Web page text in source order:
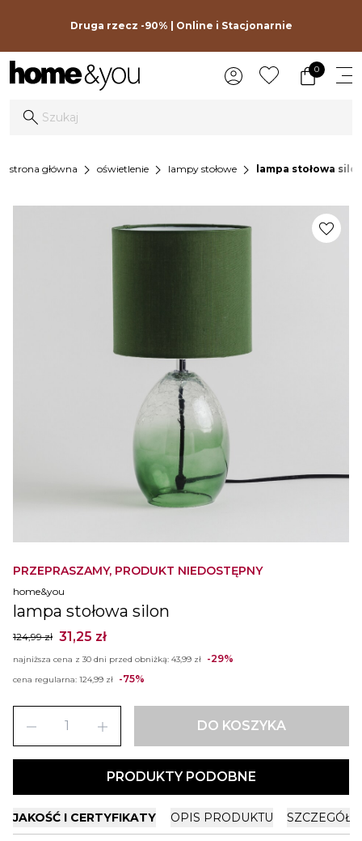
Druga rzecz -90% | Online i Stacjonarnie
0
strona główna chevron_right oświetlenie chevron_right lampy stołowe chevron_right lampa stołowa
PRZEPRASZAMY, PRODUKT NIEDOSTĘPNY
home&you
lampa stołowa silon
124,99 zł 31,25 zł
najniższa cena z 30 dni przed obniżką: 43,99 zł -29%
cena regularna: 124,99 zł -75%
remove add DO KOSZYKA
PRODUKTY PODOBNE
favorite
JAKOŚĆ I CERTYFIKATY OPIS PRODUKTU